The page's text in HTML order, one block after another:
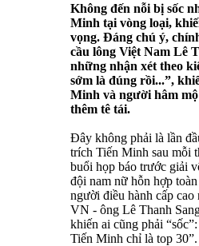
Không đến nỗi bị sốc
Minh tại vòng loại,
vọng. Đáng chú ý,
cầu lông Việt Nam Lê
những nhận xét theo
sớm là đúng rồi...”,
Minh và người hâm
thêm tê tái.
Đây không phải là lần
trích Tiến Minh sau mỗi
buổi họp báo trước giải
đội nam nữ hỗn hợp
người điều hành cấp
VN - ông Lê Thanh
khiến ai cũng phải
Tiến Minh chỉ là top 30”.